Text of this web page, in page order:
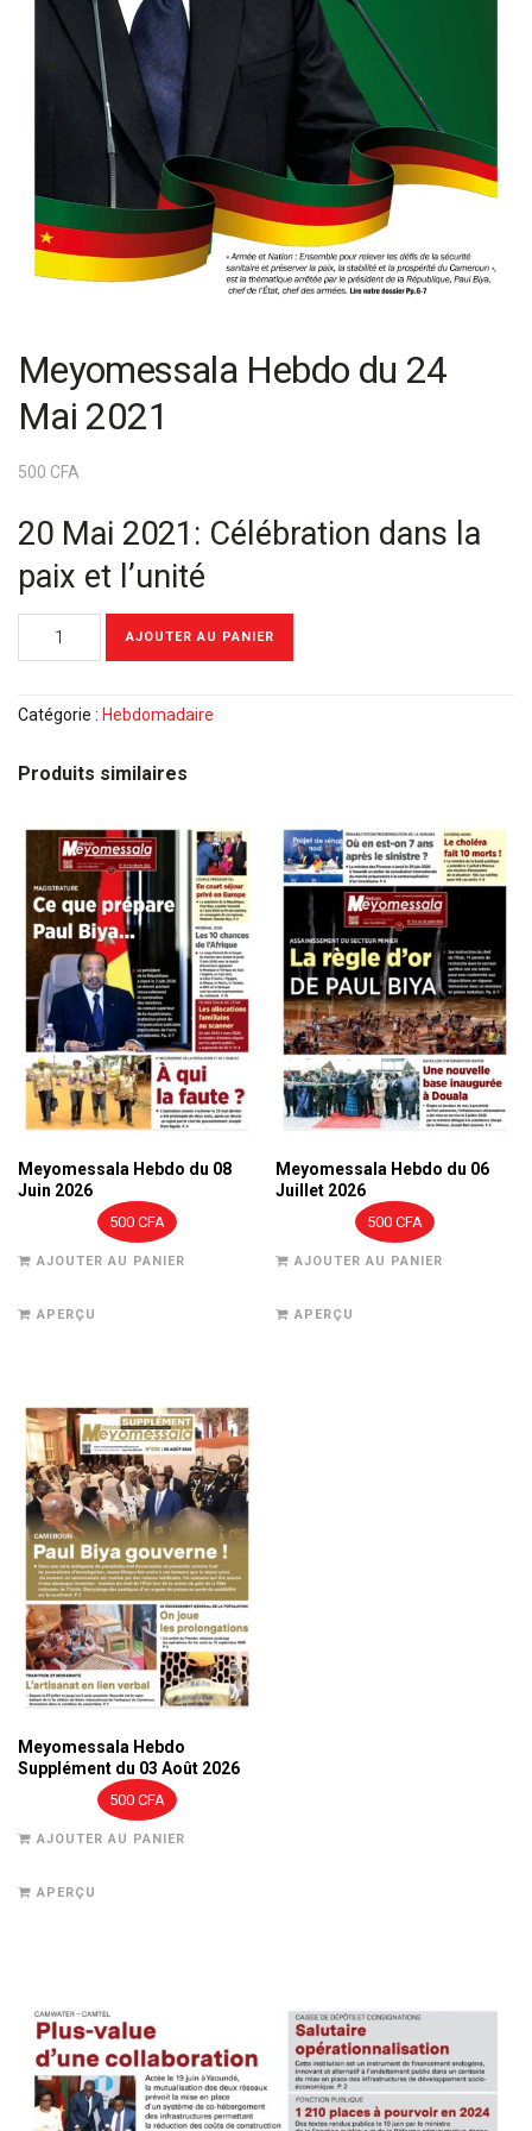
Meyomessala Hebdo du 24
Mai 2021
500 CFA
20 Mai 2021: Célébration dans la
paix et l’unité
quantité
Hebdo
Mai
AJOUTER AU PANIER
Catégorie : Hebdomadaire
Produits similaires
Meyomessala Hebdo du 08
Juin 2026
500 CFA
AJOUTER AU PANIER
APERÇU
Meyomessala Hebdo du 06
Juillet 2026
500CFA
AJOUTER AU PANIER
APERÇU
Meyomessala Hebdo
Supplément du 03 Août 2026
500 CFA
AJOUTER AU PANIER
APERÇU